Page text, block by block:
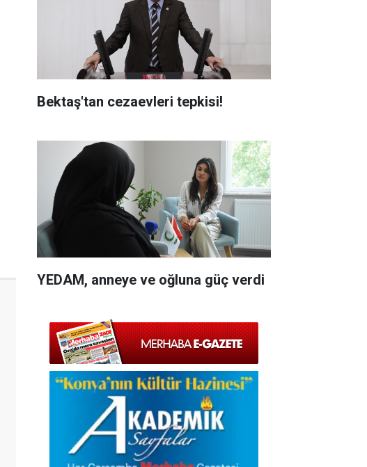
Bektaş'tan cezaevleri tepkisi!
YEDAM, anneye ve oğluna güç verdi